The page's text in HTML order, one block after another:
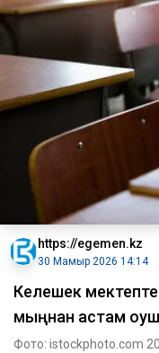
https://egemen.kz
30 Мамыр 2026 14:14
Келешек
мыңнан астам
Фото: istockphoto.com